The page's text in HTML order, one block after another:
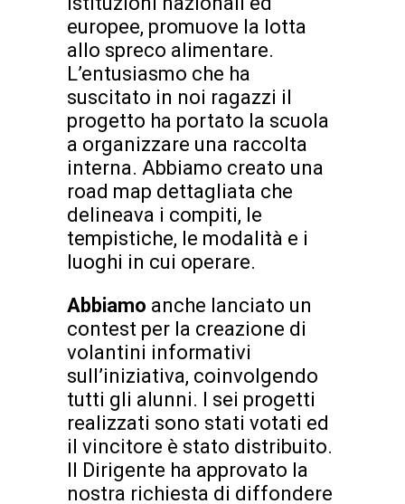
europee, promuove la lotta
allo spreco alimentare.
L’entusiasmo che ha
suscitato in noi ragazzi il
progetto ha portato la scuola
a organizzare una raccolta
interna. Abbiamo creato una
road map dettagliata che
delineava i compiti, le
tempistiche, le modalità e i
luoghi in cui operare.
Abbiamo anche lanciato un
contest per la creazione di
volantini informativi
sull’iniziativa, coinvolgendo
tutti gli alunni. I sei progetti
realizzati sono stati votati ed
il vincitore è stato distribuito.
Il Dirigente ha approvato la
nostra richiesta di diffondere